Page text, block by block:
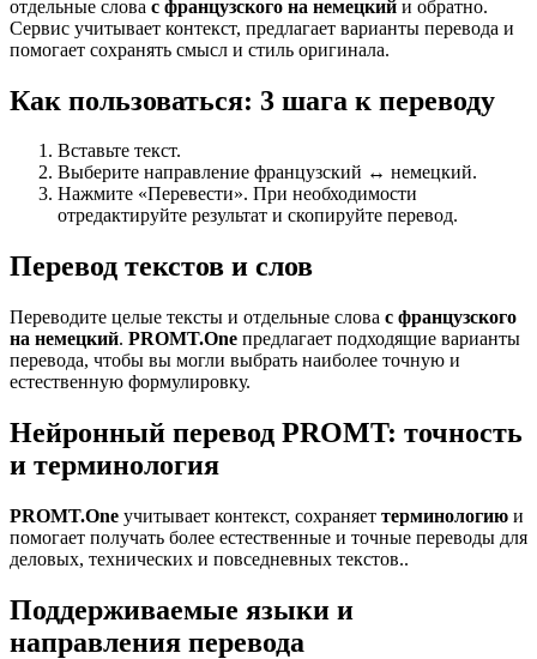
отдельные слова с французского на немецкий и обратно.
Сервис учитывает контекст, предлагает варианты перевода и
помогает сохранять смысл и стиль оригинала.
Как пользоваться: 3 шага к переводу
Вставьте текст.
Выберите направление французский ↔ немецкий.
Нажмите «Перевести». При необходимости
отредактируйте результат и скопируйте перевод.
Перевод текстов и слов
Переводите целые тексты и отдельные слова с французского
на немецкий. PROMT.One предлагает подходящие варианты
перевода, чтобы вы могли выбрать наиболее точную и
естественную формулировку.
Нейронный перевод PROMT: точность
и терминология
PROMT.One учитывает контекст, сохраняет терминологию и
помогает получать более естественные и точные переводы для
деловых, технических и повседневных текстов..
Поддерживаемые языки и
направления перевода